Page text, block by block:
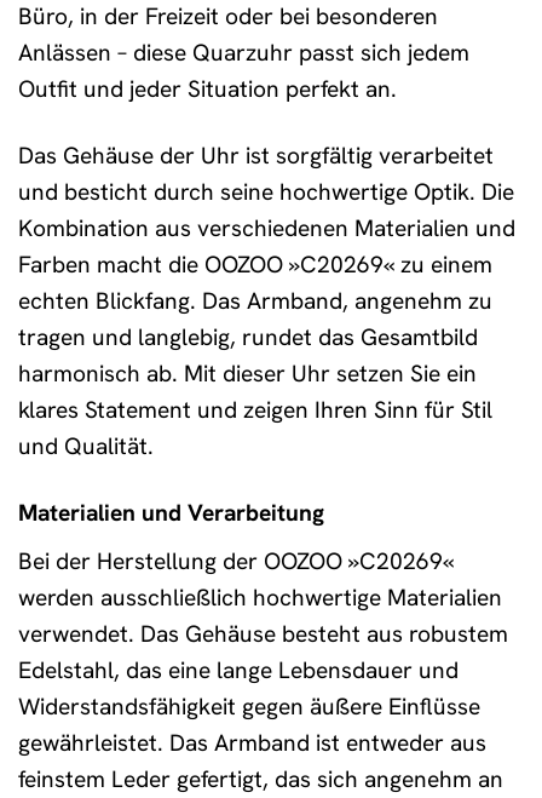
Büro, in der Freizeit oder bei besonderen
Anlässen – diese Quarzuhr passt sich jedem
Outfit und jeder Situation perfekt an.
Das Gehäuse der Uhr ist sorgfältig verarbeitet
und besticht durch seine hochwertige Optik. Die
Kombination aus verschiedenen Materialien und
Farben macht die OOZOO »C20269« zu einem
echten Blickfang. Das Armband, angenehm zu
tragen und langlebig, rundet das Gesamtbild
harmonisch ab. Mit dieser Uhr setzen Sie ein
klares Statement und zeigen Ihren Sinn für Stil
und Qualität.
Materialien und Verarbeitung
Bei der Herstellung der OOZOO »C20269«
werden ausschließlich hochwertige Materialien
verwendet. Das Gehäuse besteht aus robustem
Edelstahl, das eine lange Lebensdauer und
Widerstandsfähigkeit gegen äußere Einflüsse
gewährleistet. Das Armband ist entweder aus
feinstem Leder gefertigt, das sich angenehm an